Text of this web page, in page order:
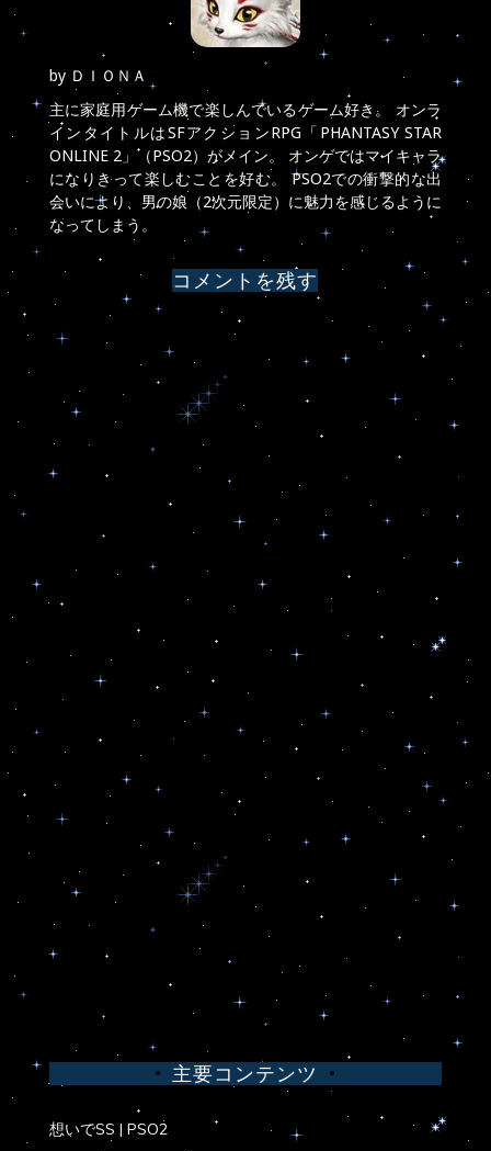
シ
ョ
ン
by ＤＩＯＮＡ
主に家庭用ゲーム機で楽しんでいるゲーム好き。 オンラ
インタイトルはSFアクションRPG「PHANTASY STAR
ONLINE 2」（PSO2）がメイン。 オンゲではマイキャラ
になりきって楽しむことを好む。 PSO2での衝撃的な出
会いにより、男の娘（2次元限定）に魅力を感じるように
なってしまう。
コメントを残す
主要コンテンツ
想いでSS | PSO2